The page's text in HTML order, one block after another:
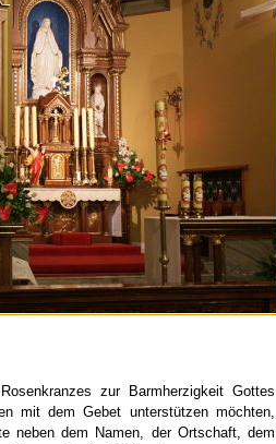
zur Barmherzigkeit Gottes
mit dem Gebet unterstützen möchten,
neben dem Namen, der Ortschaft, dem